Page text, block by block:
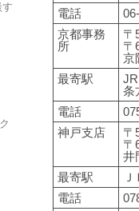
電話
京都事務
所
〒
〒
京
最寄駅
条
電話
神戸支店
〒
〒
井
最寄駅
電話